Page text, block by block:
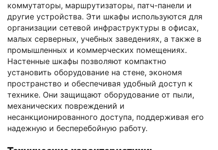
коммутаторы, маршрутизаторы, патч-панели и
другие устройства. Эти шкафы используются для
организации сетевой инфраструктуры в офисах,
малых серверных, учебных заведениях, а также в
промышленных и коммерческих помещениях.
Настенные шкафы позволяют компактно
установить оборудование на стене, экономя
пространство и обеспечивая удобный доступ к
технике. Они защищают оборудование от пыли,
механических повреждений и
несанкционированного доступа, поддерживая его
надежную и бесперебойную работу.